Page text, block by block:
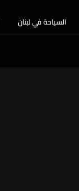
السياحة في لبنان